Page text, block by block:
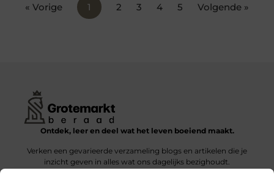
« Vorige 1 2 3 4 5 Volgende »
Ontdek, leer en deel wat het leven boeiend maakt.
Verken een gevarieerde verzameling blogs en artikelen die je
inzicht geven in alles wat ons dagelijks bezighoudt.